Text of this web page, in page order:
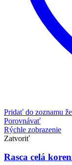
Pridať do zoznamu
Porovnávať
Rýchle zobrazenie
Zatvoriť
Rasca celá